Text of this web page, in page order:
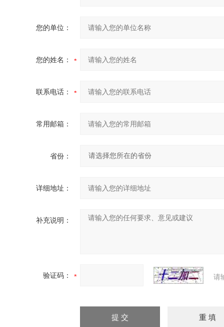
您的单位：
您的姓名：
联系电话：
常用邮箱：
省份：
详细地址：
补充说明：
验证码： 请